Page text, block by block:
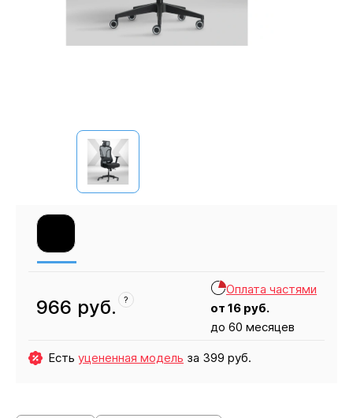
966 руб. ?
Оплата частями
от 16 руб.
до 60 месяцев
Есть уцененная модель за 399 руб.